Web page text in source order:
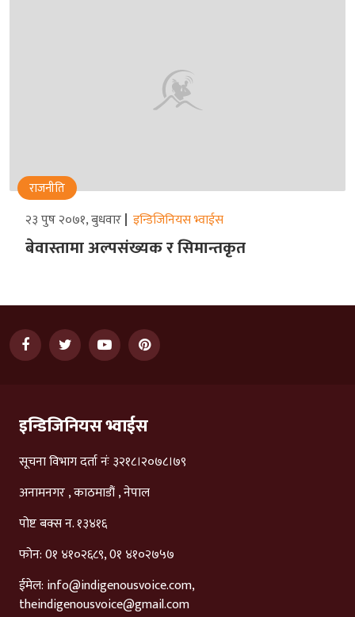
राजनीति
२३ पुष २०७१, बुधवार इन्डिजिनियस भ्वाईस
बेवास्तामा अल्पसंख्यक र सिमान्तकृत
इन्डिजिनियस भ्वाईस
सूचना विभाग दर्ता नंः ३२१८।२०७८।७९
अनामनगर , काठमाडौं , नेपाल
पोष्ट बक्स न. १३४१६
फोन: 0१ ४१०२६८९, 0१ ४१०२७५७
ईमेल: info@indigenousvoice.com,
theindigenousvoice@gmail.com